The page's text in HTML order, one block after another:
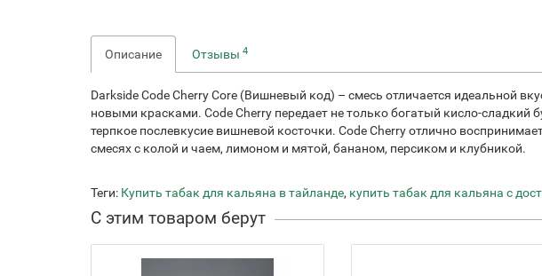
Описание Отзывы 4
Darkside Code Cherry Core (Вишневый код) – смесь отличается идеальной
новыми красками. Code Cherry передает не только богатый кисло-
терпкое послевкусие вишневой косточки. Code Cherry отлично
смесях с колой и чаем, лимоном и мятой, бананом, персиком и клубникой.
Теги: Купить табак для кальяна в тайланде, купить табак для кальяна с
С этим товаром берут